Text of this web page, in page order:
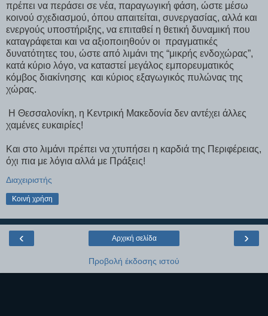
πρέπει να περάσει σε νέα, παραγωγική φάση, ώστε μέσω
κοινού σχεδιασμού, όπου απαιτείται, συνεργασίας, αλλά και
ενεργούς υποστήριξης, να επιταθεί η θετική δυναμική που
καταγράφεται και να αξιοποιηθούν οι πραγματικές
δυνατότητες του, ώστε από λιμάνι της “μικρής ενδοχώρας”,
κατά κύριο λόγο, να καταστεί μεγάλος εμπορευματικός
κόμβος διακίνησης και κύριος εξαγωγικός πυλώνας της
χώρας.
Η Θεσσαλονίκη, η Κεντρική Μακεδονία δεν αντέχει άλλες
χαμένες ευκαιρίες!
Και στο λιμάνι πρέπει να χτυπήσει η καρδιά της Περιφέρειας,
όχι πια με λόγια αλλά με Πράξεις!
Διαχειριστής
Κοινή χρήση
‹ ›
Αρχική σελίδα
Προβολή έκδοσης ιστού